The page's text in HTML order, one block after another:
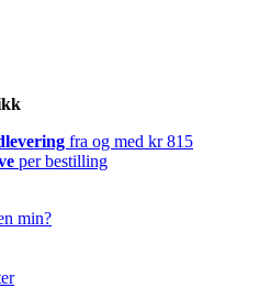
fra og med kr 815
per bestilling
min?